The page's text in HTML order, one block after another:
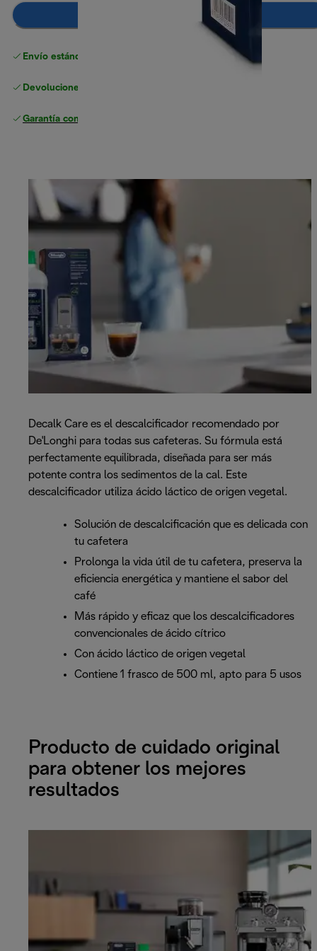
Envío estándar gratuito
Devoluciones gratuitas
Garantía completa
Decalk Care es el descalcificador recomendado por
De'Longhi para todas sus cafeteras. Su fórmula está
perfectamente equilibrada, diseñada para ser más
potente contra los sedimentos de la cal. Este
descalcificador utiliza ácido láctico de origen vegetal.
Solución de descalcificación que es delicada con
tu cafetera
Prolonga la vida útil de tu cafetera, preserva la
eficiencia energética y mantiene el sabor del
café
Más rápido y eficaz que los descalcificadores
convencionales de ácido cítrico
Con ácido láctico de origen vegetal
Contiene 1 frasco de 500 ml, apto para 5 usos
Producto de cuidado original
para obtener los mejores
resultados